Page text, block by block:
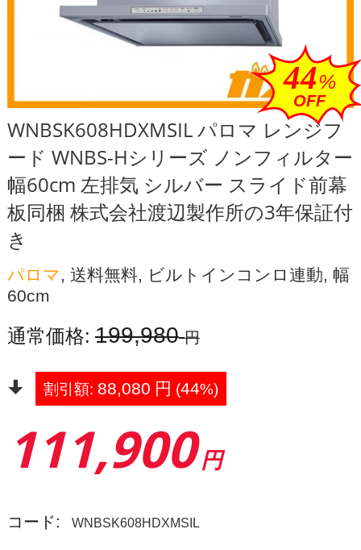
44%
OFF
WNBSK608HDXMSIL パロマ レンジフ
ード WNBS-Hシリーズ ノンフィルター
幅60cm 左排気 シルバー スライド前幕
板同梱 株式会社渡辺製作所の3年保証付
き
パロマ , 送料無料, ビルトインコンロ連動, 幅
60cm
通常価格: 199,980 円
割引額: 88,080 円 (44%)
111,900 円
コード: WNBSK608HDXMSIL